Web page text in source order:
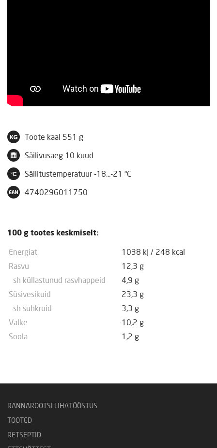
Toote kaal 551 g
Säilivusaeg 10 kuud
Säilitustemperatuur -18...-21 °C
4740296011750
100 g tootes keskmiselt:
Energiat 1038 kJ / 248 kcal
Rasvu
12,3 g
sh küllastunud rasvhappeid
4,9 g
Süsivesikuid
23,3 g
sh suhkruid
3,3 g
Valke
10,2 g
Soola
1,2 g
RANNAROOTSI LIHATÖÖSTUS
TOOTED
RETSEPTID